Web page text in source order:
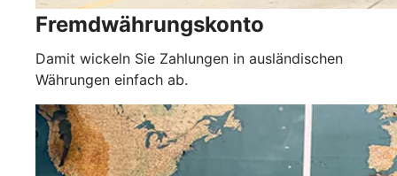
Fremdwährungskonto
Damit wickeln Sie Zahlungen in ausländischen
Währungen einfach ab.